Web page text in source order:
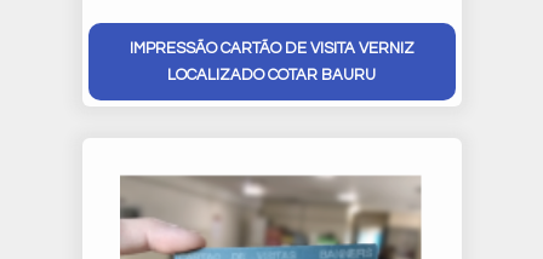
IMPRESSÃO CARTÃO DE VISITA VERNIZ
LOCALIZADO COTAR BAURU